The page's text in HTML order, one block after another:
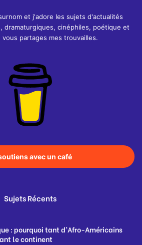
et j'adore les sujets d'actualités
dramaturgiques, cinéphiles, poétique et
vous partages mes trouvailles.
avec un café
Sujets Récents
: pourquoi tant d’Afro-Américains
le continent